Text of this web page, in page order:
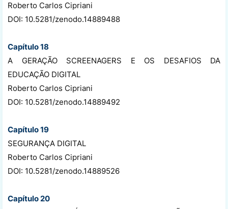
Roberto Carlos Cipriani
DOI: 10.5281/zenodo.14889488
Capítulo 18
A GERAÇÃO SCREENAGERS E OS DESAFIOS DA
EDUCAÇÃO DIGITAL
Roberto Carlos Cipriani
DOI: 10.5281/zenodo.14889492
Capítulo 19
SEGURANÇA DIGITAL
Roberto Carlos Cipriani
DOI: 10.5281/zenodo.14889526
Capítulo 20